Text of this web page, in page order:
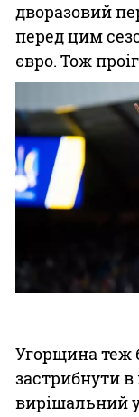
дворазовий
перед цим
євро. Тож
Угорщина теж
застрибнути
вирішальний